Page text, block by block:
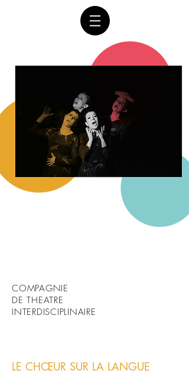
COMPAGNIE
DE THEATRE
INTERDISCIPLINAIRE
LE CHŒUR SUR LA LANGUE